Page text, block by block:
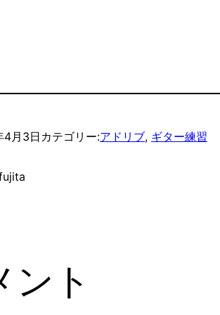
4月3日カテゴリー:アドリブ, ギター練習
ント